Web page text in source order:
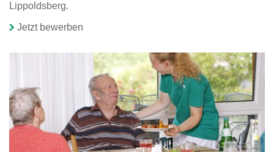
Lippoldsberg.
Jetzt bewerben